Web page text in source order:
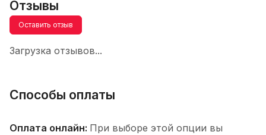
Отзывы
Оставить отзыв
Загрузка отзывов...
Способы оплаты
Оплата онлайн: При выборе этой опции вы